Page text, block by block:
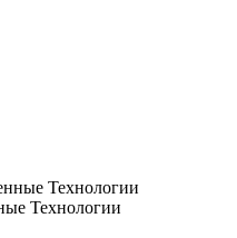
Технологии